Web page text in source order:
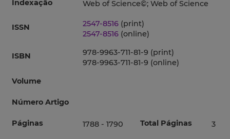
Indexação Web of Science©; Web of Science
ISSN 2547-8516 (print)
2547-8516 (online)
ISBN
978-9963-711-81-9 (print)
978-9963-711-81-9 (online)
Volume
Número Artigo
Páginas 1788 - 1790 Total Páginas 3